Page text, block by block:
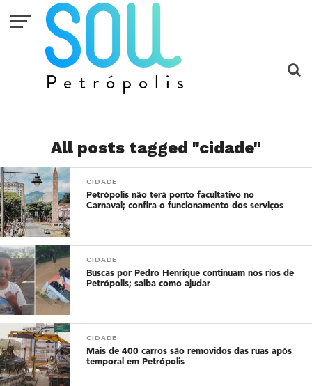
All posts tagged "cidade"
CIDADE
Petrópolis não terá ponto facultativo no
Carnaval; confira o funcionamento dos serviços
CIDADE
Buscas por Pedro Henrique continuam nos rios de
Petrópolis; saiba como ajudar
CIDADE
Mais de 400 carros são removidos das ruas após
temporal em Petrópolis